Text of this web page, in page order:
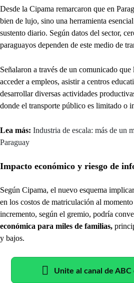
Desde la Cipama remarcaron que en
bien de lujo, sino una herramienta
sustento diario. Según datos del sector,
paraguayos dependen de este medio de
Señalaron a través de un comunicado
acceder a empleos, asistir a centros
desarrollar diversas actividades
donde el transporte público es limitado o
Lea más: Industria de escala: más de un
Paraguay
Impacto económico y riesgo de
Según Cipama, el nuevo esquema
en los costos de matriculación al
incremento, según el gremio, podría
económica para miles de familias,
y bajos.
Unite al canal de